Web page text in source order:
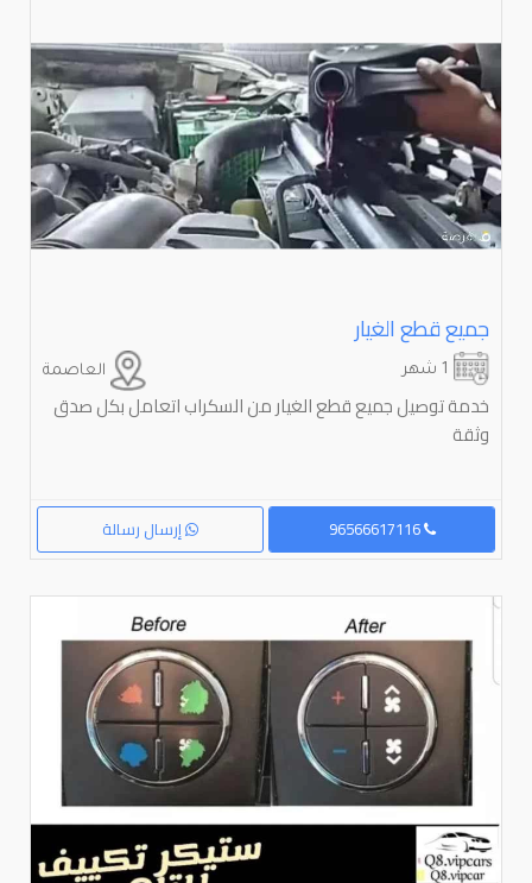
جميع قطع الغيار
العاصمة
خدمة توصيل جميع قطع الغيار من السكراب اتعامل بكل صدق
وثقة
إرسال رسالة 96566617116